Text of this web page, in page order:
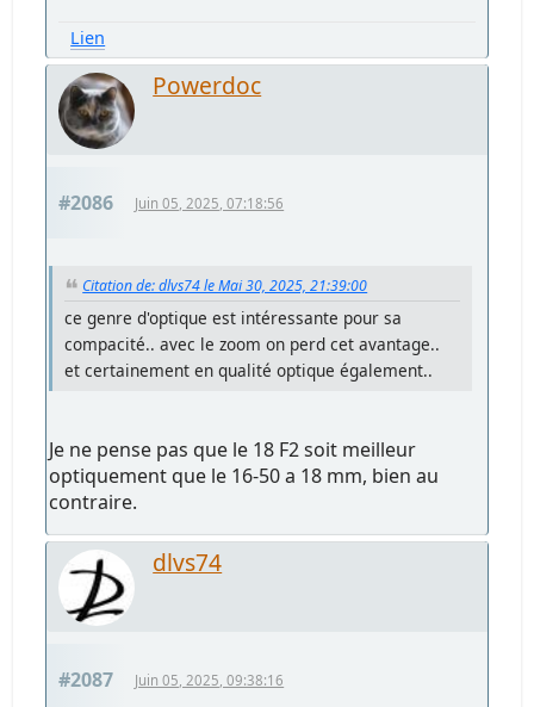
Lien
Powerdoc
#2086 Juin 05, 2025, 07:18:56
Citation de: dlvs74 le Mai 30, 2025, 21:39:00
ce genre d'optique est intéressante pour sa
compacité.. avec le zoom on perd cet avantage..
et certainement en qualité optique également..
Je ne pense pas que le 18 F2 soit meilleur
optiquement que le 16-50 a 18 mm, bien au
contraire.
dlvs74
#2087 Juin 05, 2025, 09:38:16